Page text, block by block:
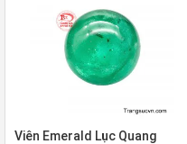
Viên Emerald Lục Quang